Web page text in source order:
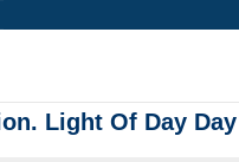
Light Of Day